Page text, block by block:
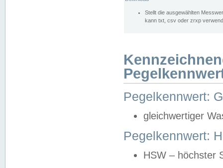
Stellt die ausgewählten
kann txt, csv oder zrxp
Pegelkennwert:
gleichwertiger
Pegelkennwert:
HSW – höchster